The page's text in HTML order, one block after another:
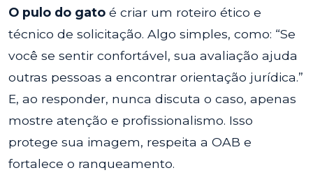
O pulo do gato é criar um roteiro ético e
técnico de solicitação. Algo simples, como: “Se
você se sentir confortável, sua avaliação ajuda
outras pessoas a encontrar orientação jurídica.”
E, ao responder, nunca discuta o caso, apenas
mostre atenção e profissionalismo. Isso
protege sua imagem, respeita a OAB e
fortalece o ranqueamento.